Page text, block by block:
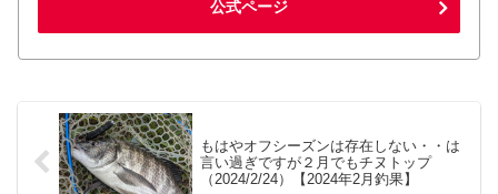
公式ページ
もはやオフシーズンは存在しない・・は
言い過ぎですが２月でもチヌトップ
（2024/2/24）【2024年2月釣果】